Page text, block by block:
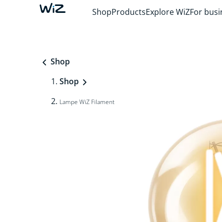
ShopProductsExplore WiZFor
Shop
Shop
Lampe WiZ Filament